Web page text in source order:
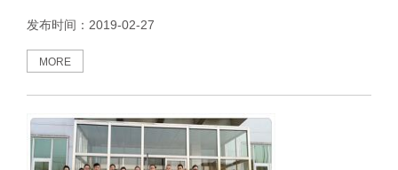
发布时间：2019-02-27
MORE